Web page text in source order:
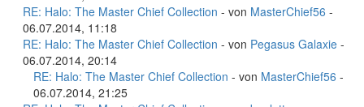
RE: Halo: The Master Chief Collection - von MasterChief56 -
06.07.2014, 11:18
RE: Halo: The Master Chief Collection - von Pegasus Galaxie -
06.07.2014, 20:14
RE: Halo: The Master Chief Collection - von MasterChief56 -
06.07.2014, 21:25